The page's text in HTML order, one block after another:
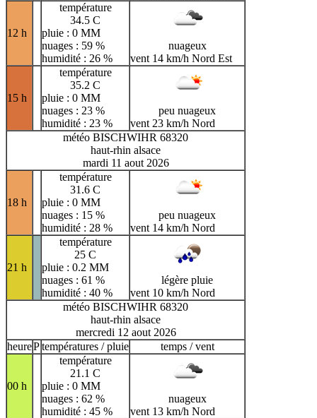
12 h
température
34.5 C
pluie : 0 MM
nuages : 59 %
humidité : 26 %
nuageux
vent 14 km/h Nord Est
15 h
température
35.2 C
pluie : 0 MM
nuages : 23 %
humidité : 23 %
peu nuageux
vent 23 km/h Nord
météo BISCHWIHR 68320
haut-rhin alsace
mardi 11 aout 2026
18 h
température
31.6 C
pluie : 0 MM
nuages : 15 %
humidité : 28 %
peu nuageux
vent 14 km/h Nord
21 h
température
25 C
pluie : 0.2 MM
nuages : 61 %
humidité : 40 %
légère pluie
vent 10 km/h Nord
météo BISCHWIHR 68320
haut-rhin alsace
mercredi 12 aout 2026
heurePtempératures / pluie temps / vent
00 h
température
21.1 C
pluie : 0 MM
nuages : 62 %
humidité : 45 %
nuageux
vent 13 km/h Nord